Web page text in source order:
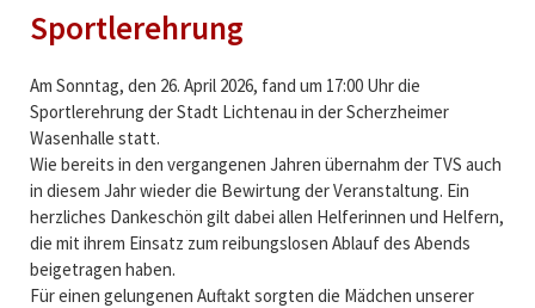
Sportlerehrung
Am Sonntag, den 26. April 2026, fand um 17:00 Uhr die
Sportlerehrung der Stadt Lichtenau in der Scherzheimer
Wasenhalle statt.
Wie bereits in den vergangenen Jahren übernahm der TVS auch
in diesem Jahr wieder die Bewirtung der Veranstaltung. Ein
herzliches Dankeschön gilt dabei allen Helferinnen und Helfern,
die mit ihrem Einsatz zum reibungslosen Ablauf des Abends
beigetragen haben.
Für einen gelungenen Auftakt sorgten die Mädchen unserer